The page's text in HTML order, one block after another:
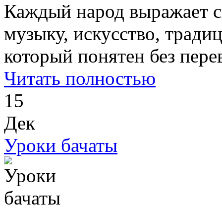
Каждый народ выражает
музыку, искусство,
который понятен без
Читать полностью
15
Дек
Уроки бачаты